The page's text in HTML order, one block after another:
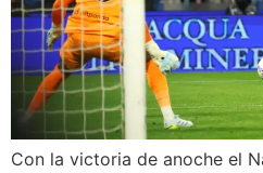
Con la victoria de anoche el